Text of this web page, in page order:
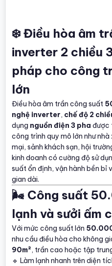
❄️ Điều hòa âm
inverter 2 chiều
pháp cho công
lớn
Điều hòa âm trần công suất
nghệ inverter, chế độ 2
dụng nguồn điện 3 pha được
công trình quy mô lớn như
mại, sảnh khách sạn, hội
kinh doanh có cường độ sử
suất ổn định, vận hành bền bỉ
gian dài.
🌬️ Công suất
lạnh và sưởi ấm
Với mức công suất lớn
nhu cầu điều hòa cho không
90m², trần cao hoặc tập
🔹 Làm lạnh nhanh trên diện